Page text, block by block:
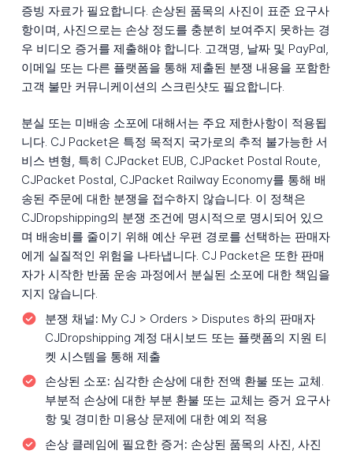
증빙 자료가 필요합니다. 손상된 품목의 사진이 표준 요구사
항이며, 사진으로는 손상 정도를 충분히 보여주지 못하는 경
우 비디오 증거를 제출해야 합니다. 고객명, 날짜 및 PayPal,
이메일 또는 다른 플랫폼을 통해 제출된 분쟁 내용을 포함한
고객 불만 커뮤니케이션의 스크린샷도 필요합니다.
분실 또는 미배송 소포에 대해서는 주요 제한사항이 적용됩
니다. CJ Packet은 특정 목적지 국가로의 추적 불가능한 서
비스 변형, 특히 CJPacket EUB, CJPacket Postal Route,
CJPacket Postal, CJPacket Railway Economy를 통해 배
송된 주문에 대한 분쟁을 접수하지 않습니다. 이 정책은
CJDropshipping의 분쟁 조건에 명시적으로 명시되어 있으
며 배송비를 줄이기 위해 예산 우편 경로를 선택하는 판매자
에게 실질적인 위험을 나타냅니다. CJ Packet은 또한 판매
자가 시작한 반품 운송 과정에서 분실된 소포에 대한 책임을
지지 않습니다.
분쟁 채널: My CJ > Orders > Disputes 하의 판매자
CJDropshipping 계정 대시보드 또는 플랫폼의 지원 티
켓 시스템을 통해 제출
손상된 소포: 심각한 손상에 대한 전액 환불 또는 교체.
부분적 손상에 대한 부분 환불 또는 교체는 증거 요구사
항 및 경미한 미용상 문제에 대한 예외 적용
손상 클레임에 필요한 증거: 손상된 품목의 사진, 사진